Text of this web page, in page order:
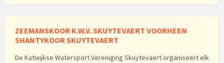
ZEEMANSKOOR K.W.V. SKUYTEVAERT VOORHEEN
SHANTYKOOR SKUYTEVAERT
De Katwijkse Watersport Vereniging Skuytevaert organiseert elk